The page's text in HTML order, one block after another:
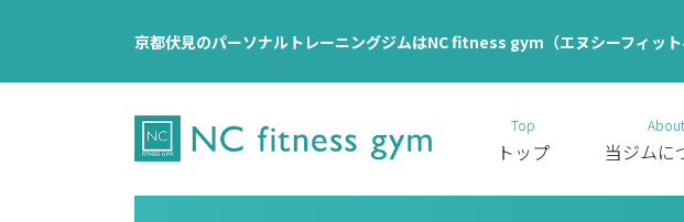
京都伏見のパーソナルトレーニングジムはNC fitness gym（エヌシーフィット
トップ
Top
当ジムに
About